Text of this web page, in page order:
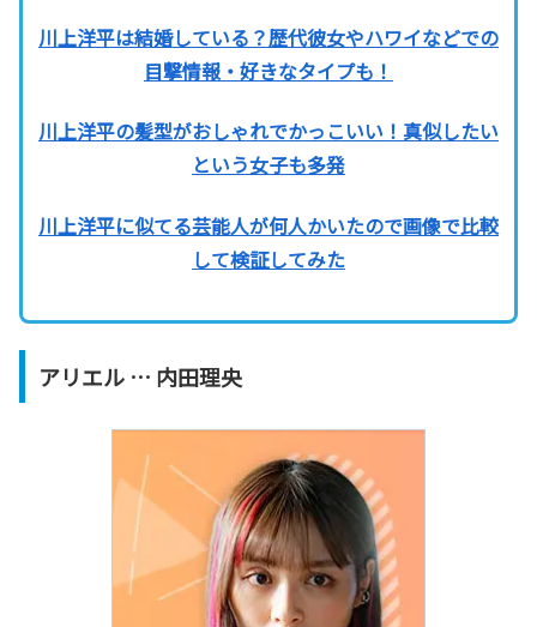
川上洋平は結婚している？歴代彼女やハワイなどでの
目撃情報・好きなタイプも！
川上洋平の髪型がおしゃれでかっこいい！真似したい
という女子も多発
川上洋平に似てる芸能人が何人かいたので画像で比較
して検証してみた
アリエル … 内田理央